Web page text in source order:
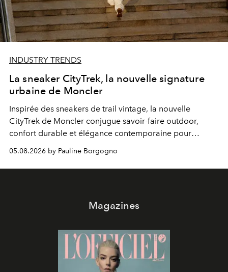
INDUSTRY TRENDS
La sneaker CityTrek, la nouvelle signature
urbaine de Moncler
Inspirée des sneakers de trail vintage, la nouvelle
CityTrek de Moncler conjugue savoir-faire outdoor,
confort durable et élégance contemporaine pour
accompagner les explorations du quotidien.
05.08.2026 by Pauline Borgogno
Magazines